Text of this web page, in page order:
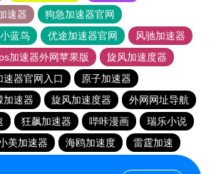
速器
狗急加速器官网
小蓝鸟 优途加速器官网
风驰加速器
加速器外网苹果版
旋风加速度器
速器官网入口
原子加速器
加速器 旋风加速度器
外网网址导航
狂飙加速器 哔咔漫画
瑞乐小说
美加速器 海鸥加速度
雷霆加速